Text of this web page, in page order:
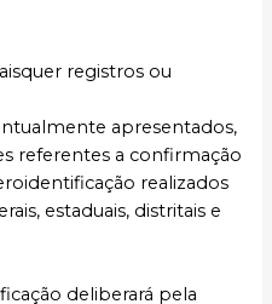
registros ou
apresentados,
referentes a confirmação
realizados
estaduais, distritais e
deliberará pela